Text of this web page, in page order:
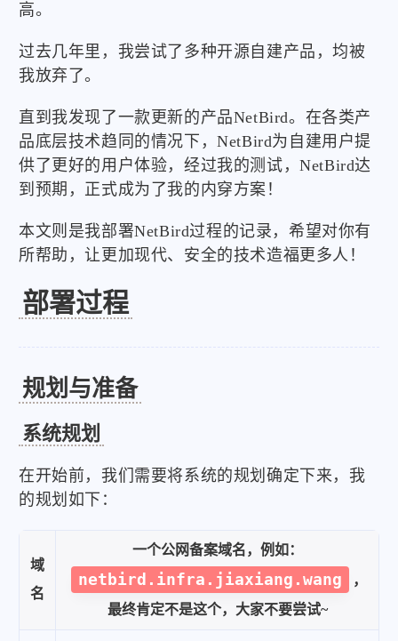
高。
过去几年里，我尝试了多种开源自建产品，均被
我放弃了。
直到我发现了一款更新的产品NetBird。在各类产
品底层技术趋同的情况下，NetBird为自建用户提
供了更好的用户体验，经过我的测试，NetBird达
到预期，正式成为了我的内穿方案！
本文则是我部署NetBird过程的记录，希望对你有
所帮助，让更加现代、安全的技术造福更多人！
部署过程
规划与准备
系统规划
在开始前，我们需要将系统的规划确定下来，我
的规划如下：
域
名
一个公网备案域名，例如：
netbird.infra.jiaxiang.wang
，
最终肯定不是这个，大家不要尝试~